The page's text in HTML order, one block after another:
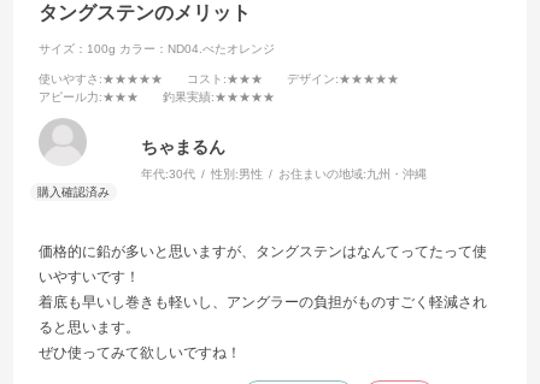
タングステンのメリット
サイズ：100g カラー：ND04.べたオレンジ
使いやすさ :★★★★★ コスト :★★★ デザイン:★★★★★
アピール力:★★★ 釣果実績:★★★★★
ちゃまるん
年代:30代 性別:男性 お住まいの地域:九州・沖縄
価格的に鉛が多いと思いますが、タングステンはなんてってたって使
いやすいです！
着底も早いし巻きも軽いし、アングラーの負担がものすごく軽減され
ると思います。
ぜひ使ってみて欲しいですね！